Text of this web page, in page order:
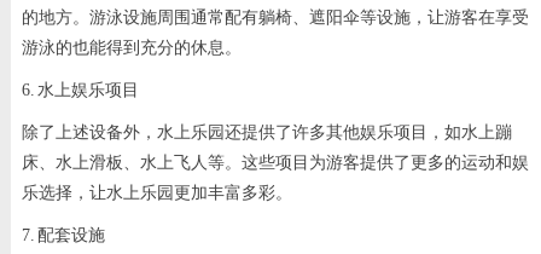
的地方。游泳设施周围通常配有躺椅、遮阳伞等设施，让游客在享受
游泳的也能得到充分的休息。
6. 水上娱乐项目
除了上述设备外，水上乐园还提供了许多其他娱乐项目，如水上蹦
床、水上滑板、水上飞人等。这些项目为游客提供了更多的运动和娱
乐选择，让水上乐园更加丰富多彩。
7. 配套设施